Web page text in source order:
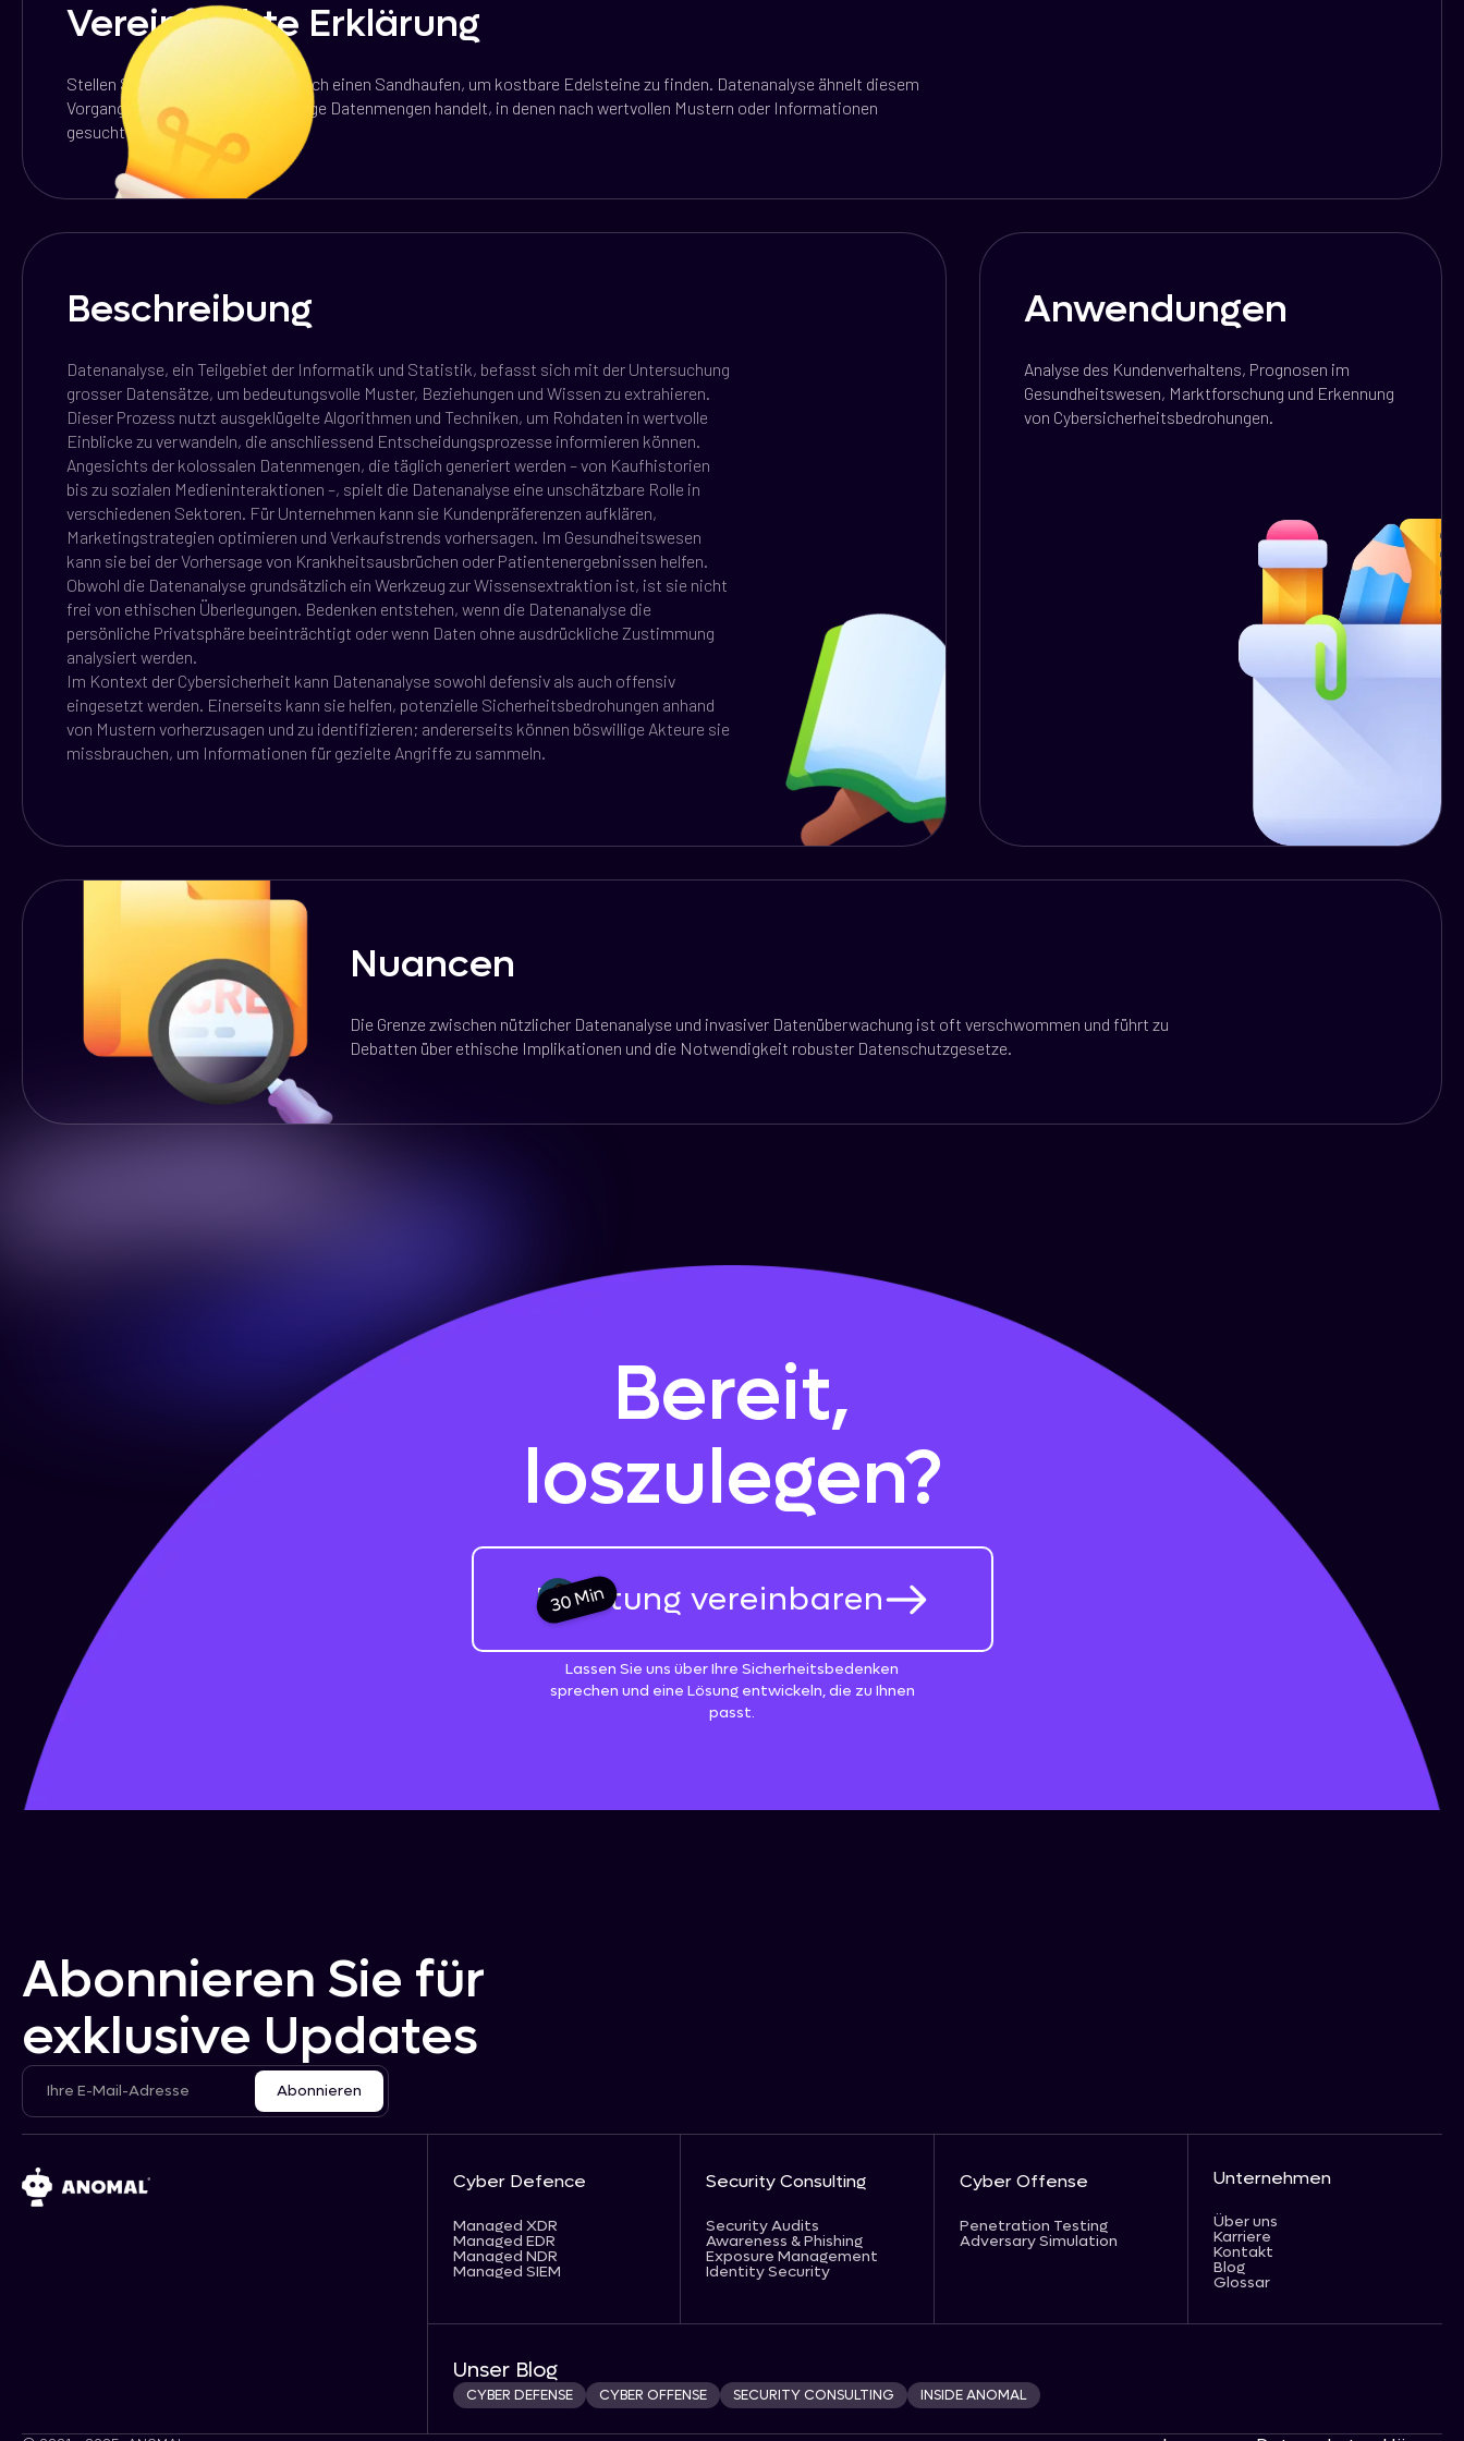
Vereinfachte Erklärung
Stellen Sie sich vor, Sie sieben durch einen Sandhaufen, um kostbare Edelsteine zu finden. Datenanalyse ähnelt diesem
Vorgang, nur dass es sich um riesige Datenmengen handelt, in denen nach wertvollen Mustern oder Informationen
gesucht wird.
Nuancen
Die Grenze zwischen nützlicher Datenanalyse und invasiver Datenüberwachung ist oft verschwommen und führt zu
Debatten über ethische Implikationen und die Notwendigkeit robuster Datenschutzgesetze.
Anwendungen
Analyse des Kundenverhaltens, Prognosen im
Gesundheitswesen, Marktforschung und Erkennung
von Cybersicherheitsbedrohungen.
Beschreibung
Datenanalyse, ein Teilgebiet der Informatik und Statistik, befasst sich mit der Untersuchung
grosser Datensätze, um bedeutungsvolle Muster, Beziehungen und Wissen zu extrahieren.
Dieser Prozess nutzt ausgeklügelte Algorithmen und Techniken, um Rohdaten in wertvolle
Einblicke zu verwandeln, die anschliessend Entscheidungsprozesse informieren können.
Angesichts der kolossalen Datenmengen, die täglich generiert werden – von Kaufhistorien
bis zu sozialen Medieninteraktionen –, spielt die Datenanalyse eine unschätzbare Rolle in
verschiedenen Sektoren. Für Unternehmen kann sie Kundenpräferenzen aufklären,
Marketingstrategien optimieren und Verkaufstrends vorhersagen. Im Gesundheitswesen
kann sie bei der Vorhersage von Krankheitsausbrüchen oder Patientenergebnissen helfen.
Obwohl die Datenanalyse grundsätzlich ein Werkzeug zur Wissensextraktion ist, ist sie nicht
frei von ethischen Überlegungen. Bedenken entstehen, wenn die Datenanalyse die
persönliche Privatsphäre beeinträchtigt oder wenn Daten ohne ausdrückliche Zustimmung
analysiert werden.
Im Kontext der Cybersicherheit kann Datenanalyse sowohl defensiv als auch offensiv
eingesetzt werden. Einerseits kann sie helfen, potenzielle Sicherheitsbedrohungen anhand
von Mustern vorherzusagen und zu identifizieren; andererseits können böswillige Akteure sie
missbrauchen, um Informationen für gezielte Angriffe zu sammeln.
Bereit,
loszulegen?
Beratung vereinbaren
30 Min
Lassen Sie uns über Ihre Sicherheitsbedenken
sprechen und eine Lösung entwickeln, die zu Ihnen
passt.
Abonnieren Sie für
exklusive Updates
Cyber Defence
Managed XDR
Managed EDR
Managed NDR
Managed SIEM
Security Consulting
Security Audits
Awareness & Phishing
Exposure Management
Identity Security
Cyber Offense
Penetration Testing
Adversary Simulation
Unternehmen
Über uns
Karriere
Kontakt
Blog
Glossar
Unser Blog
CYBER DEFENSE CYBER OFFENSE SECURITY CONSULTING INSIDE ANOMAL